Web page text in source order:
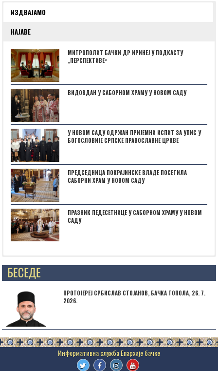
ИЗДВАЈАМО
НАЈАВЕ
МИТРОПОЛИТ БАЧКИ ДР ИРИНЕЈ У ПОДКАСТУ
„ПЕРСПЕКТИВЕˮ
ВИДОВДАН У САБОРНОМ ХРАМУ У НОВОМ САДУ
У НОВОМ САДУ ОДРЖАН ПРИЈЕМНИ ИСПИТ ЗА УПИС У
БОГОСЛОВИЈЕ СРПСКЕ ПРАВОСЛАВНЕ ЦРКВЕ
ПРЕДСЕДНИЦА ПОКРАЈИНСКЕ ВЛАДЕ ПОСЕТИЛА
САБОРНИ ХРАМ У НОВОМ САДУ
ПРАЗНИК ПЕДЕСЕТНИЦЕ У САБОРНОМ ХРАМУ У НОВОМ
САДУ
Posts not found
ПРОТОЈЕРЕЈ СРБИСЛАВ СТОЈАНОВ, БАЧКА ТОПОЛА, 26. 7.
2026.